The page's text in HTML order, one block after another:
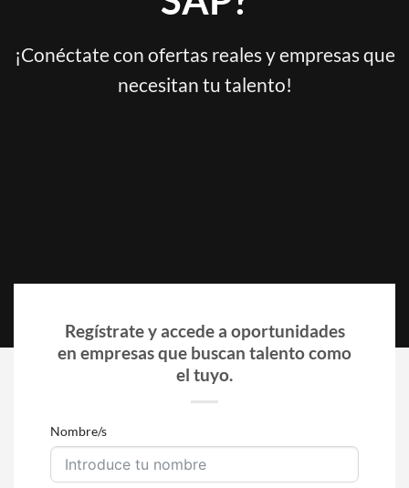
¡Conéctate con ofertas reales y empresas que
necesitan tu talento!
Regístrate y accede a oportunidades
en empresas que buscan talento como
el tuyo.
Nombre/s